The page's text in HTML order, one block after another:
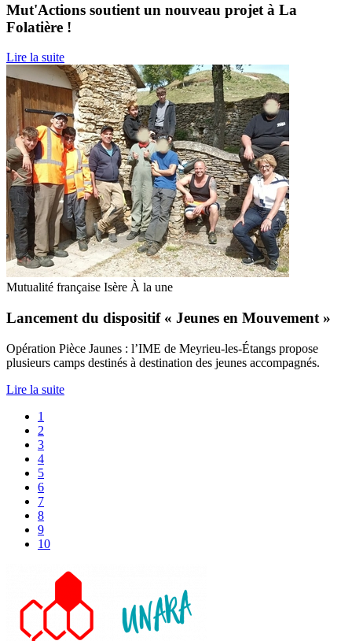
Mut'Actions soutient un nouveau projet à La
Folatière !
Lire la suite
Mutualité française Isère À la une
Lancement du dispositif « Jeunes en Mouvement »
Opération Pièce Jaunes : l’IME de Meyrieu-les-Étangs propose
plusieurs camps destinés à destination des jeunes accompagnés.
Lire la suite
1
2
3
4
5
6
7
8
9
10